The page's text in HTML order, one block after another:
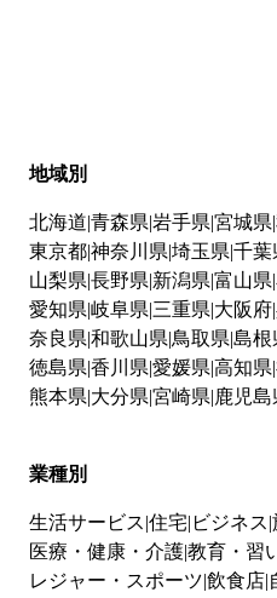
地域別
北海道 青森県 岩手県 宮城県
東京都神奈川県 埼玉県 千葉
山梨県 長野県 新潟県 富山県
愛知県 岐阜県 三重県 大阪府
奈良県 和歌山県 鳥取県 島根
徳島県 香川県 愛媛県 高知県
熊本県 大分県 宮崎県 鹿児島
業種別
生活サービス 住宅 ビジネス
医療・健康・介護教育・習
レジャー・スポーツ 飲食店